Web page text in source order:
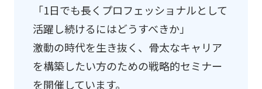
「1日でも長くプロフェッショナルとして
活躍し続けるにはどうすべきか」
激動の時代を生き抜く、骨太なキャリア
を構築したい方のための戦略的セミナー
を開催しています。